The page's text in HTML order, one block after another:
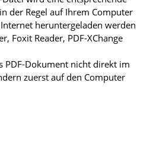
der Regel auf Ihrem Computer
heruntergeladen werden
Foxit Reader, PDF-XChange
PDF-Dokument nicht direkt im
zuerst auf den Computer